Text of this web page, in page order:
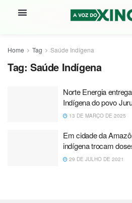
Home Tag Saúde Indígena
Tag: Saúde Indígena
Norte Energia
Indígena do povo
13 DE MARÇO DE 2025
Em cidade da
indígena trocam
29 DE JULHO DE 2021